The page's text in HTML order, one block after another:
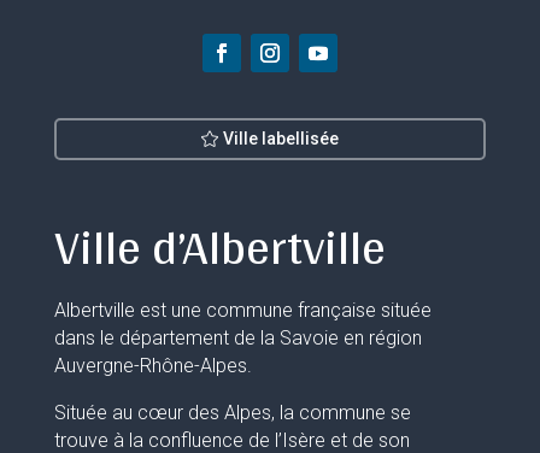
Ville labellisée
Ville d’Albertville
Albertville est une commune française située
dans le département de la Savoie en région
Auvergne-Rhône-Alpes.
Située au cœur des Alpes, la commune se
trouve à la confluence de l’Isère et de son